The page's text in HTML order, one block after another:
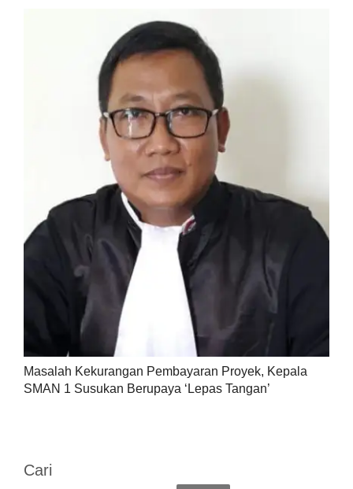
Masalah Kekurangan Pembayaran Proyek, Kepala
SMAN 1 Susukan Berupaya ‘Lepas Tangan’
Cari